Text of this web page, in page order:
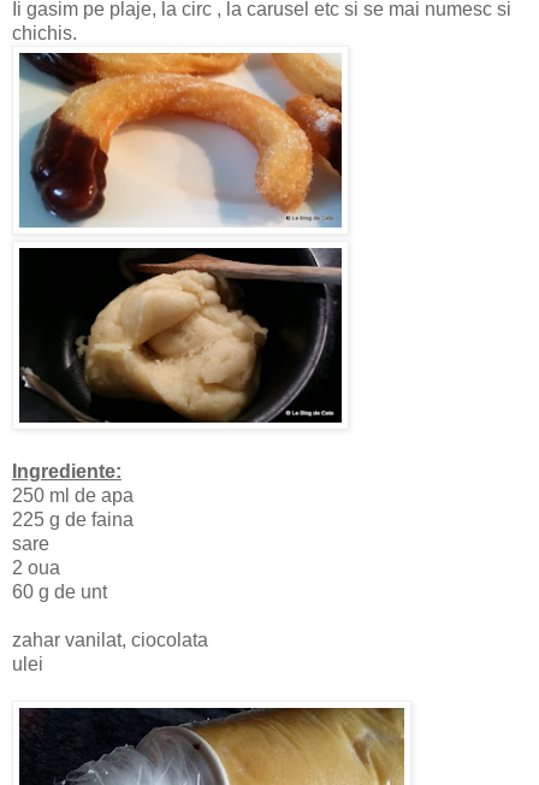
Ii gasim pe plaje, la circ , la carusel etc si se mai numesc si
chichis.
Ingrediente:
250 ml de apa
225 g de faina
sare
2 oua
60 g de unt
zahar vanilat, ciocolata
ulei